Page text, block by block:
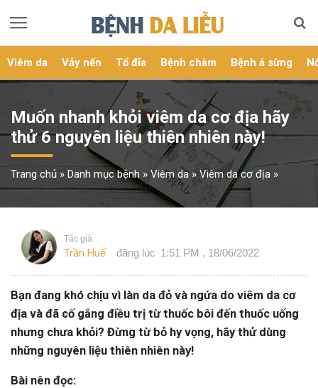
Viêm da Vảy nến Tổ đỉa Bệnh chàm Bệnh á sừng
Muốn nhanh khỏi viêm da cơ địa hãy
thử 6 nguyên liệu thiên nhiên này!
Trang chủ » Danh mục bệnh » Viêm da »Viêm da cơ địa »
Tác giả
Trần Huế đăng lúc 1:51 PM , 18/06/2022
Bạn đang khó chịu vì làn da đỏ và ngứa do viêm da cơ
địa và đã cố gắng điều trị từ thuốc bôi đến thuốc uống
nhưng chưa khỏi? Đừng từ bỏ hy vọng, hãy thử dùng
những nguyên liệu thiên nhiên này!
Bài nên đọc: